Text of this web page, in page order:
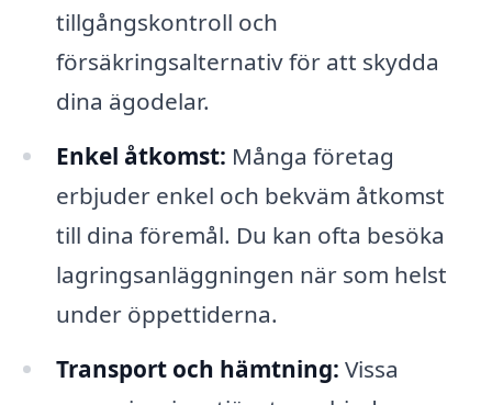
tillgångskontroll och
försäkringsalternativ för att skydda
dina ägodelar.
Enkel åtkomst: Många företag
erbjuder enkel och bekväm åtkomst
till dina föremål. Du kan ofta besöka
lagringsanläggningen när som helst
under öppettiderna.
Transport och hämtning: Vissa